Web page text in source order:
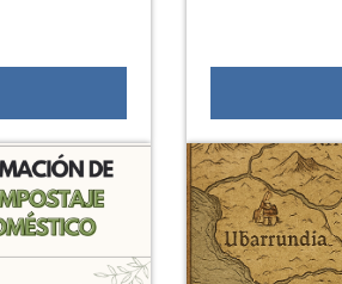
+55 el 27 de noviembre